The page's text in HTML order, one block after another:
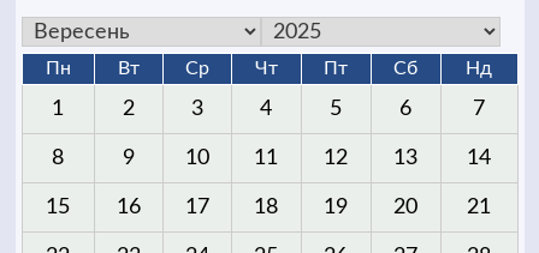
Пн Вт Ср Чт Пт Сб Нд
1 2 3 4 5 6 7
8 9 10 11 12 13 14
15 16 17 18 19 20 21